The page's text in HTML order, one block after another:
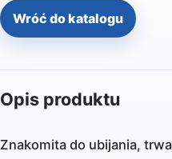
Wróć do katalogu
Opis produktu
Znakomita do ubijania,